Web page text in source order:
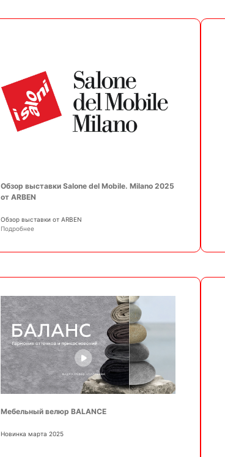
Обзор выставки Salone del Mobile. Milano 2025
от ARBEN
Обзор выставки от ARBEN
Подробнее
Мебельный велюр BALANCE
Новинка марта 2025